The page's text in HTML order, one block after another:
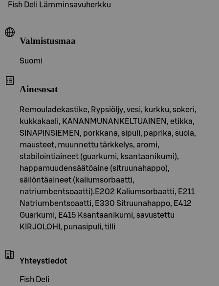
Fish Deli Lämminsavuherkku
Valmistusmaa
Suomi
Ainesosat
Remouladekastike, Rypsiöljy, vesi, kurkku, sokeri,
kukkakaali, KANANMUNANKELTUAINEN, etikka,
SINAPINSIEMEN, porkkana, sipuli, paprika, suola,
mausteet, muunnettu tärkkelys, aromi,
stabilointiaineet (guarkumi, ksantaanikumi),
happamuudensäätöaine (sitruunahappo),
säilöntäaineet (kaliumsorbaatti,
natriumbentsoaatti).E202 Kaliumsorbaatti, E211
Natriumbentsoaatti, E330 Sitruunahappo, E412
Guarkumi, E415 Ksantaanikumi, savustettu
KIRJOLOHI, punasipuli, tilli
Yhteystiedot
Fish Deli